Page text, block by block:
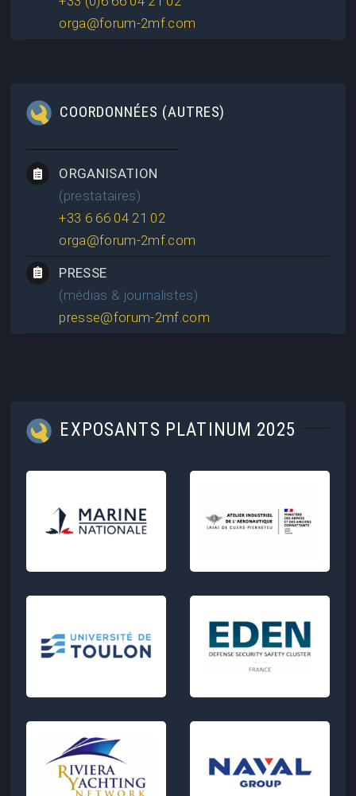
orga@forum-2mf.com
COORDONNÉES (AUTRES)
ORGANISATION
(prestataires)
+33 6 66 04 21 02
orga@forum-2mf.com
PRESSE
(médias & journalistes)
presse@forum-2mf.com
EXPOSANTS PLATINUM 2025